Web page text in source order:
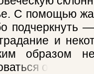
С помощью
подчеркнуть
и
образом
о